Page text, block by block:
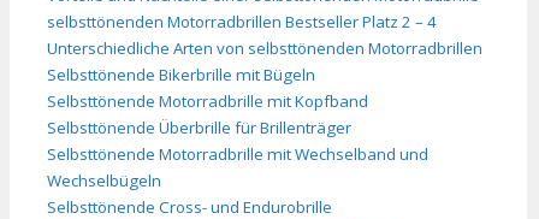
selbsttönenden Motorradbrillen Bestseller Platz 2 – 4
Unterschiedliche Arten von selbsttönenden Motorradbrillen
Selbsttönende Bikerbrille mit Bügeln
Selbsttönende Motorradbrille mit Kopfband
Selbsttönende Überbrille für Brillenträger
Selbsttönende Motorradbrille mit Wechselband und
Wechselbügeln
Selbsttönende Cross- und Endurobrille